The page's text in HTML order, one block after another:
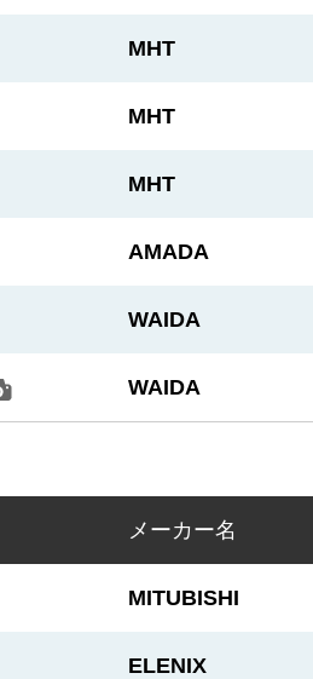
MHT
MHT
MHT
AMADA
WAIDA
WAIDA
メーカー名
MITUBISHI
ELENIX